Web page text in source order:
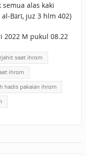
alas kaki
Bārī, juz 3 hlm 402)
2022 M pukul 08.22
saat ihrom
ihrom
hadis pakaian ihrom